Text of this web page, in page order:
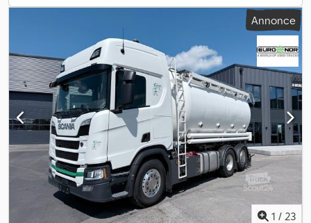
d’immatriculation : Puissance : 500 ch Kilométrage : 801 000 km
Boîte de vitesses : Opticruise GRS905R Norme européenne : 6
Réservoir de carburant : 1 Capacité du réservoir : 500 litres
Caméra de recul : ? Chauffage de cabine : ? Climatisation : ?
Nombre de couchettes : 1 Type de cabine : CR20H Sièges en cuir :
? Radio : ? Réfrigérateur : ? Talkie-walkie : ? Freins à disque : ? ABS :
? Frein moteur : ? Ralentisseur : ? Dimensions des pneus :
385/65R22,5 - 315/80R22,5 - 385/65R22,5 Usure restante : 70 % -
50 % - 60 % Suspension avant : pneumatique Suspension arrière :
pneumatique Empattement : 4150 mm Boîte à outils : ? Système
hydraulique : ? Poids total : 26 000 kg Poids à vide : 11 896 kg
Capacité de charge : 14 104 kg Fabricant : HMK Bilcon Capacité
du réservoir : 26 200 litres Compartiments : 4 Compresseur : ?
ATVF 53P
Annonce
1 / 23